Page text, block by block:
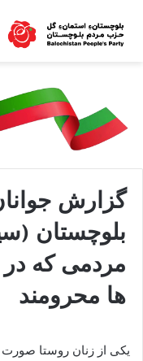
گزارش
بلوچستان
مردمی که در
ها محرومند
یکی از زنان روستا